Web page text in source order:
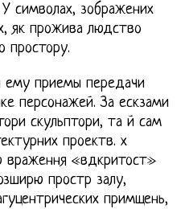
символах, зображених
як прожива людство
простору.
ему приемы передачи
персонажей. За ескзами
скульптори, та й сам
проектв. х
враження «вдкритост»
простр залу,
примщень,